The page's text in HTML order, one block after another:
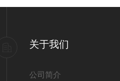
关于我们
公司简介